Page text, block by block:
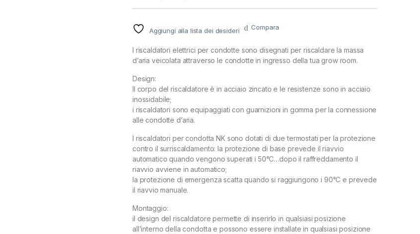
Aggiungi alla lista dei desideri Compara
I riscaldatori elettrici per condotte sono disegnati per riscaldare la massa
d’aria veicolata attraverso le condotte in ingresso della tua grow room.
Design:
Il corpo del riscaldatore è in acciaio zincato e le resistenze sono in acciaio
inossidabile;
i riscaldatori sono equipaggiati con guarnizioni in gomma per la connessione
alle condotte d’aria.
I riscaldatori per condotta NK sono dotati di due termostati per la protezione
contro il surriscaldamento: la protezione di base prevede il riavvio
automatico quando vengono superati i 50°C…dopo il raffreddamento il
riavvio avviene in automatico;
la protezione di emergenza scatta quando si raggiungono i 90°C e prevede
il riavvio manuale.
Montaggio:
iI design del riscaldatore permette di inserirlo in qualsiasi posizione
all’interno della condotta e possono essere installate in qualsiasi posizione